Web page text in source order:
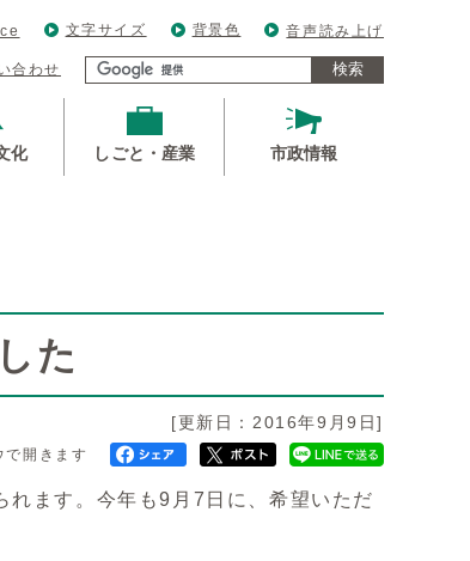
文字サイズ 背景色 音声読み上げ
合わせ 検索
化 しごと・産業 市政情報
た
[更新日：2016年9月9日]
で開きます
ます。今年も9月7日に、希望いただ